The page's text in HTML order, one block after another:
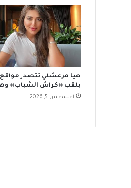
هيا مرعشلي تتصدر مواقع
بلقب «كراش الشباب»
أغسطس 5, 2026